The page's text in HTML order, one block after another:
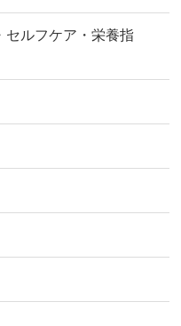
セルフケア・栄養指